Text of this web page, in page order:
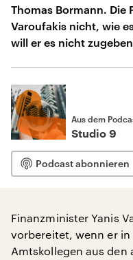
Thomas Bormann. Die
Varoufakis nicht, wie
will er es nicht
Aus dem
Studio 9
Podcast abonnieren
Finanzminister Yanis
vorbereitet, wenn er in
Amtskollegen aus den